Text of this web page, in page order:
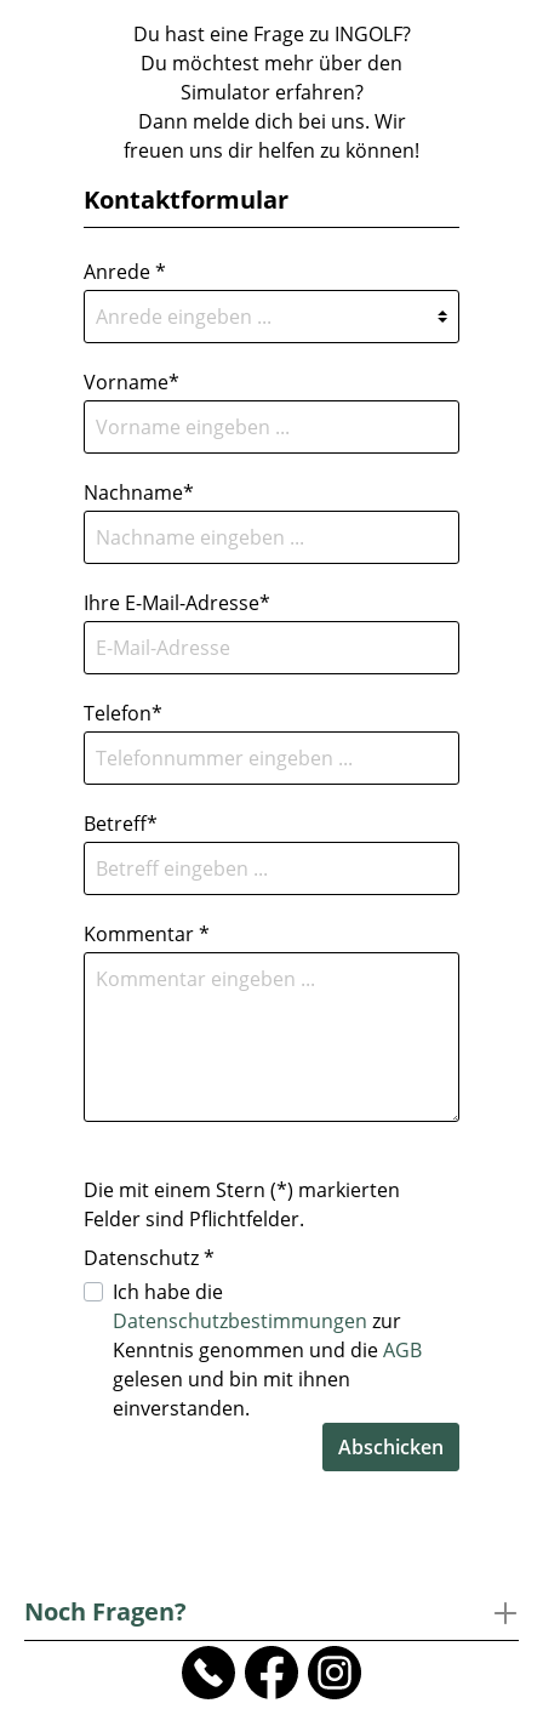
Du hast eine Frage zu INGOLF?
Du möchtest mehr über den
Simulator erfahren?
Dann melde dich bei uns. Wir
freuen uns dir helfen zu können!
Kontaktformular
Anrede *
Vorname*
Nachname*
Ihre E-Mail-Adresse*
Telefon*
Betreff*
Kommentar *
Die mit einem Stern (*) markierten
Felder sind Pflichtfelder.
Datenschutz *
Ich habe die
Datenschutzbestimmungen zur
Kenntnis genommen und dieAGB
gelesen und bin mit ihnen
einverstanden.
Abschicken
Noch Fragen?